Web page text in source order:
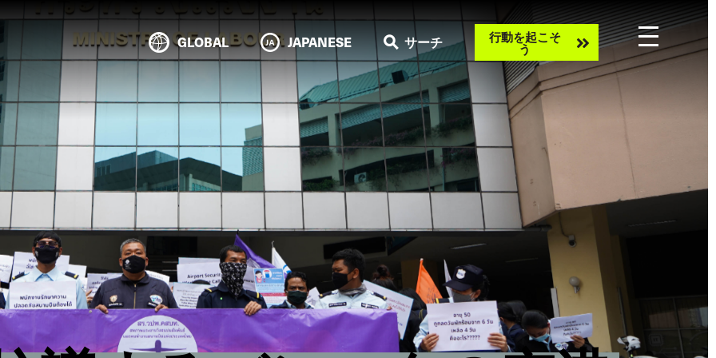
GLOBAL JAPANESE サーチ
Take
action
行動を起こそ
う